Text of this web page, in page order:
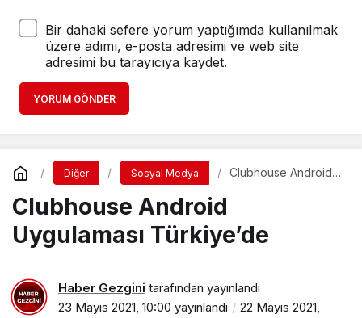
Bir dahaki sefere yorum yaptığımda kullanılmak
üzere adımı, e-posta adresimi ve web site
adresimi bu tarayıcıya kaydet.
YORUM GÖNDER
Diğer Sosyal Medya
Clubhouse Android
Clubhouse Android
Uygulaması Türkiye’de
Haber Gezgini tarafından yayınlandı
23 Mayıs 2021, 10:00 yayınlandı
22 Mayıs 2021,